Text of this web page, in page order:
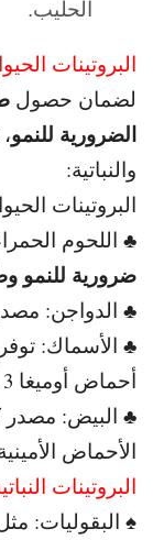
الحليب.
البروتينات
لضمان حصول
الضرورية للنمو
والنباتية:
البروتينات
♣ اللحوم
ضرورية للنمو
♣ الدواجن:
♣ الأسماك:
أحماض أوميغا 3 الدهنية التي تدعم نمو الدماغ.
♣ البيض: مصدر
الأحماض
البروتينات
♠ البقوليات: